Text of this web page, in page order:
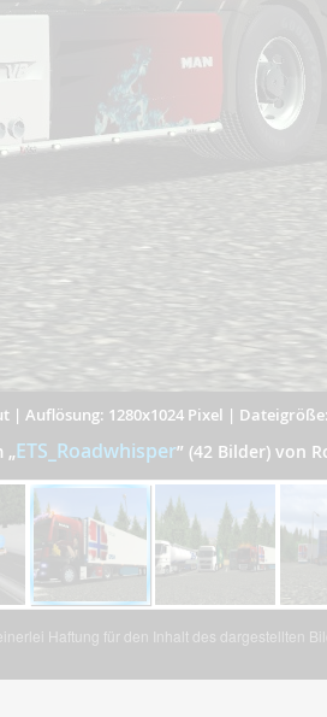
| Auflösung: 1280x1024 Pixel |
„ETS_Roadwhisper” (42 Bilder) von
Haftung für den Inhalt des dargestellten